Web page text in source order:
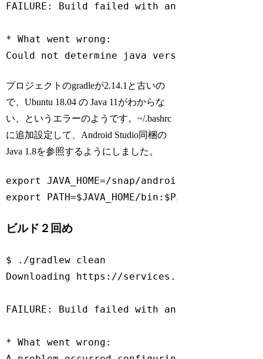
FAILURE : Build failed with an exception.
* What went wrong:
Could not determine java version
プロジェクトのgradleが2.14.1と古いの
で、Ubuntu 18.04 の Java 11がわからな
い、というエラーのようです。~/.bashrc
に追加設定して、Android Studio同梱の
Java 1.8を参照するようにしました。
export JAVA_HOME=/snap/
export
PATH=$JAVA_HOME/bin:$PATH
ビルド２回め
$ ./gradlew clean
Downloading https: //services.gradle.org/
FAILURE: Build failed with an exception.
* What went wrong: